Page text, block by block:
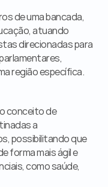
de uma bancada,
atuando
direcionadas para
região específica.
conceito de
a
possibilitando que
forma mais ágil e
como saúde,